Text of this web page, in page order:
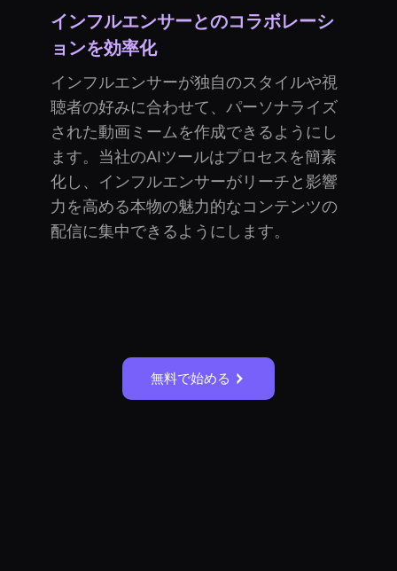
インフルエンサーとのコラボレーシ
ョンを効率化
インフルエンサーが独自のスタイルや視
聴者の好みに合わせて、パーソナライズ
された動画ミームを作成できるようにし
ます。当社のAIツールはプロセスを簡素
化し、インフルエンサーがリーチと影響
力を高める本物の魅力的なコンテンツの
配信に集中できるようにします。
無料で始める